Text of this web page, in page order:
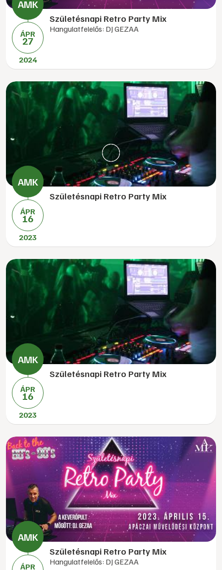
ÁPR
27
2024
Születésnapi Retro Party Mix
Hangulatfelelős: DJ GEZAA
ÁPR
16
2023
Születésnapi Retro Party Mix
ÁPR
16
2023
Születésnapi Retro Party Mix
ÁPR
Születésnapi Retro Party Mix
Hangulatfelelős: DJ GEZAA